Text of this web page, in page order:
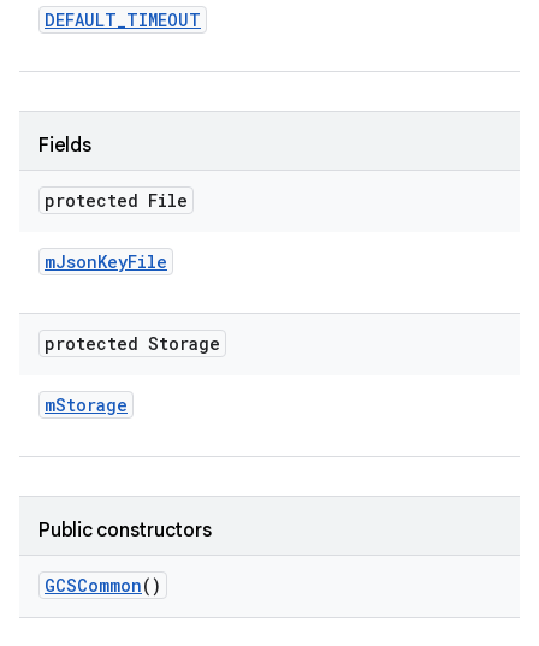
DEFAULT_TIMEOUT
Fields
protected File
mJsonKeyFile
protected Storage
mStorage
Public constructors
GCSCommon()